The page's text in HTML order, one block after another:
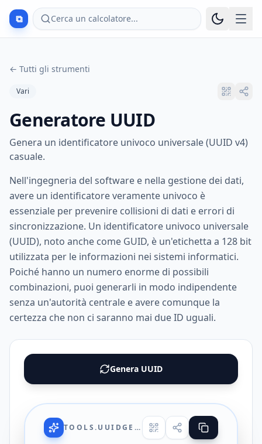
⧉ Cerca un calcolatore...
← Tutti gli strumenti
Vari
Generatore UUID
Genera un identificatore univoco universale (UUID v4)
casuale.
Nell'ingegneria del software e nella gestione dei dati,
avere un identificatore veramente univoco è
essenziale per prevenire collisioni di dati e errori di
sincronizzazione. Un identificatore univoco universale
(UUID), noto anche come GUID, è un'etichetta a 128 bit
utilizzata per le informazioni nei sistemi informatici.
Poiché hanno un numero enorme di possibili
combinazioni, puoi generarli in modo indipendente
senza un'autorità centrale e avere comunque la
certezza che non ci saranno mai due ID uguali.
Genera UUID
TOOLS.UUIDGENERATOR.UI.TITLE